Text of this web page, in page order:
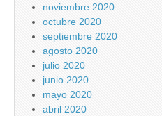
noviembre 2020
octubre 2020
septiembre 2020
agosto 2020
julio 2020
junio 2020
mayo 2020
abril 2020